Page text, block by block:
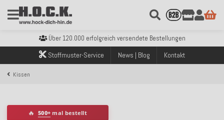
Über 120.000 erfolgreich versendete Bestellungen
Sicher bezahlen mit Klarna, PayPal & Amazon Pay
Kostenloser Versand innerhalb Deutschlands ab 99€ Bestellwert
Über 120.000 erfolgreich versendete Bestellungen
Stoffmuster-Service News | Blog Kontakt
Kissen
🔥 500+ mal bestellt